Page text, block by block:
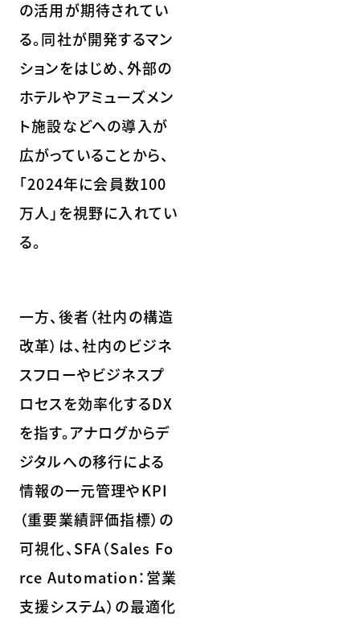
の活用が期待されてい
る。同社が開発するマン
ションをはじめ、外部の
ホテルやアミューズメン
ト施設などへの導入が
広がっていることから、
「2024年に会員数100
万人」を視野に入れてい
る。
一方、後者（社内の構造
改革）は、社内のビジネ
スフローやビジネスプ
ロセスを効率化するDX
を指す。アナログからデ
ジタルへの移行による
情報の一元管理やKPI
（重要業績評価指標）の
可視化、SFA（Sales Fo
rce Automation：営業
支援システム）の最適化